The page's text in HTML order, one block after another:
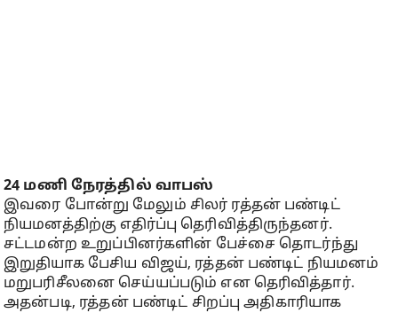
24 மணி நேரத்தில் வாபஸ்
இவரை போன்று மேலும் சிலர் ரத்தன் பண்டிட்
நியமனத்திற்கு எதிர்ப்பு தெரிவித்திருந்தனர்.
சட்டமன்ற உறுப்பினர்களின் பேச்சை தொடர்ந்து
இறுதியாக பேசிய விஜய், ரத்தன் பண்டிட் நியமனம்
மறுபரிசீலனை செய்யப்படும் என தெரிவித்தார்.
அதன்படி, ரத்தன் பண்டிட் சிறப்பு அதிகாரியாக